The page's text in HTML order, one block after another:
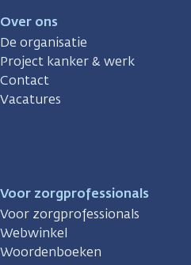
Over ons
De organisatie
Project kanker & werk
Contact
Vacatures
Voor zorgprofessionals
Voor zorgprofessionals
Webwinkel
Woordenboeken